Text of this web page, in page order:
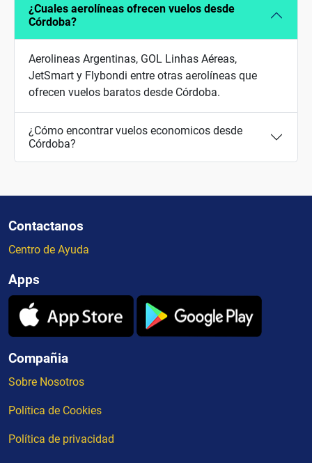
¿Cuales aerolíneas ofrecen vuelos desde
Córdoba?
Aerolineas Argentinas, GOL Linhas Aéreas,
JetSmart y Flybondi entre otras aerolíneas que
ofrecen vuelos baratos desde Córdoba.
¿Cómo encontrar vuelos economicos desde
Córdoba?
Contactanos
Centro de Ayuda
Apps
Compañia
Sobre Nosotros
Política de Cookies
Política de privacidad